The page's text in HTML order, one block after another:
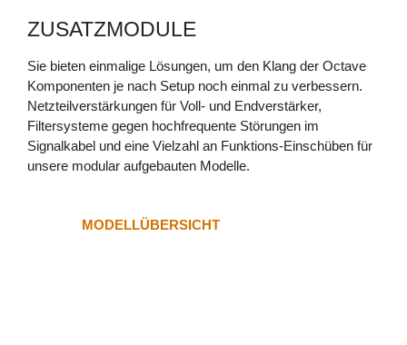
PHONO EQ.2
ZUSATZMODULE
Sie bieten einmalige Lösungen, um den Klang der Octave
Komponenten je nach Setup noch einmal zu verbessern.
Netzteilverstärkungen für Voll- und Endverstärker,
Filtersysteme gegen hochfrequente Störungen im
Signalkabel und eine Vielzahl an Funktions-Einschüben für
unsere modular aufgebauten Modelle.
MODELLÜBERSICHT